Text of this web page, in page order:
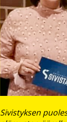
Sivistyksen